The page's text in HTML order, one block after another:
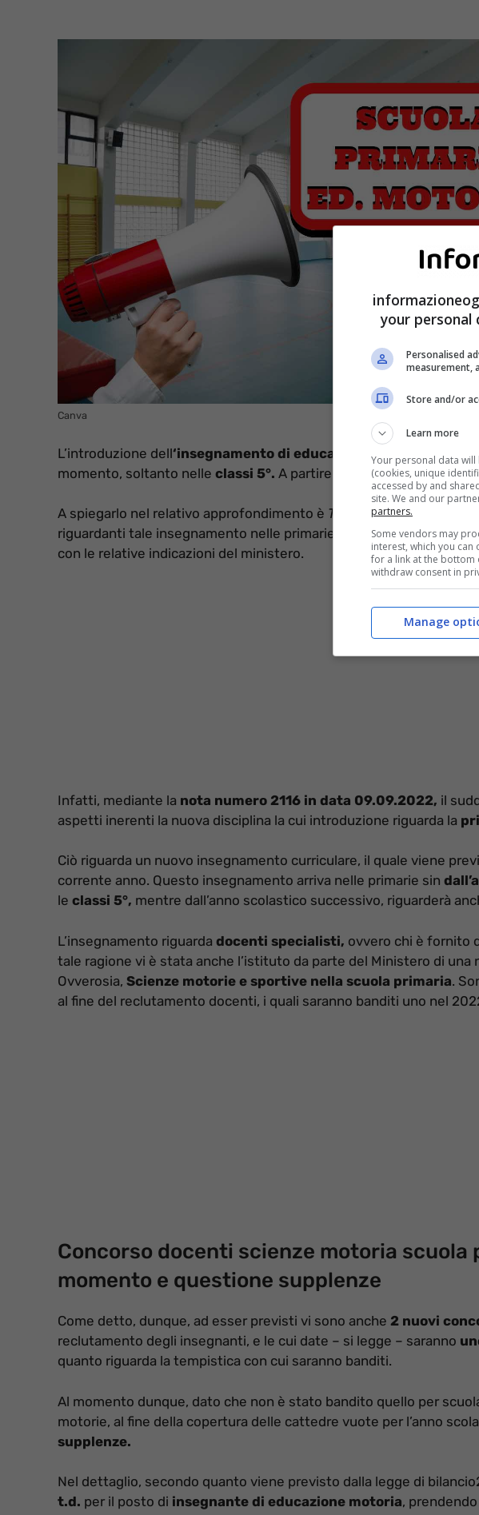
Canva
L’introduzione dell‘insegnamento di educazione motoria nella
momento, soltanto nelle classi 5°. A partire dall’ A.S. 2023-24
A spiegarlo nel relativo approfondimento è Ticonsiglio.com
riguardanti tale insegnamento nelle primarie, tenendo presente la
con le relative indicazioni del ministero.
Infatti, mediante la nota numero 2116 in data 09.09.2022, il
aspetti inerenti la nuova disciplina la cui introduzione riguarda la
Ciò riguarda un nuovo insegnamento curriculare, il quale viene
corrente anno. Questo insegnamento arriva nelle primarie sin
le classi 5°, mentre dall’anno scolastico successivo, riguarderà
L’insegnamento riguarda docenti specialisti, ovvero chi è fornito
tale ragione vi è stata anche l’istituto da parte del Ministero di una
Ovverosia, Scienze motorie e sportive nella scuola primaria.
al fine del reclutamento docenti, i quali saranno banditi uno nel
Concorso docenti scienze motoria scuola
momento e questione supplenze
Come detto, dunque, ad esser previsti vi sono anche 2 nuovi
reclutamento degli insegnanti, e le cui date – si legge – saranno
quanto riguarda la tempistica con cui saranno banditi.
Al momento dunque, dato che non è stato bandito quello per
motorie, al fine della copertura delle cattedre vuote per l’anno
supplenze.
Nel dettaglio, secondo quanto viene previsto dalla legge di
t.d. per il posto di insegnante di educazione motoria,
your
Personalised
measurement,
Store and/or
Learn more
Your personal data
(cookies, unique
accessed by and
site. We and our
partners.
Some vendors may
interest, which you
for a link at the bottom
withdraw consent in
Manage